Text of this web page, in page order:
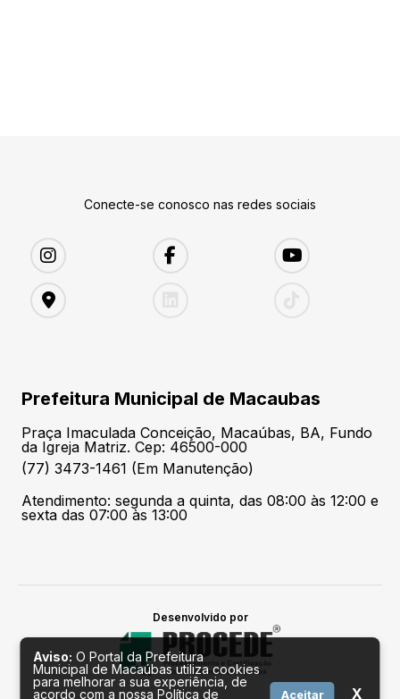
Conecte-se conosco nas redes sociais
Prefeitura Municipal de Macaubas
Praça Imaculada Conceição, Macaúbas, BA, Fundo
da Igreja Matriz. Cep: 46500-000
(77) 3473-1461 (Em Manutenção)
Atendimento: segunda a quinta, das 08:00 às 12:00 e
sexta das 07:00 às 13:00
Desenvolvido por
Aviso: O Portal da Prefeitura
Municipal de Macaúbas utiliza cookies
para melhorar a sua experiência, de
acordo com a nossa Política de
Aceitar X